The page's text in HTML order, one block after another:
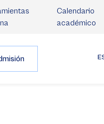
Calendario
académico